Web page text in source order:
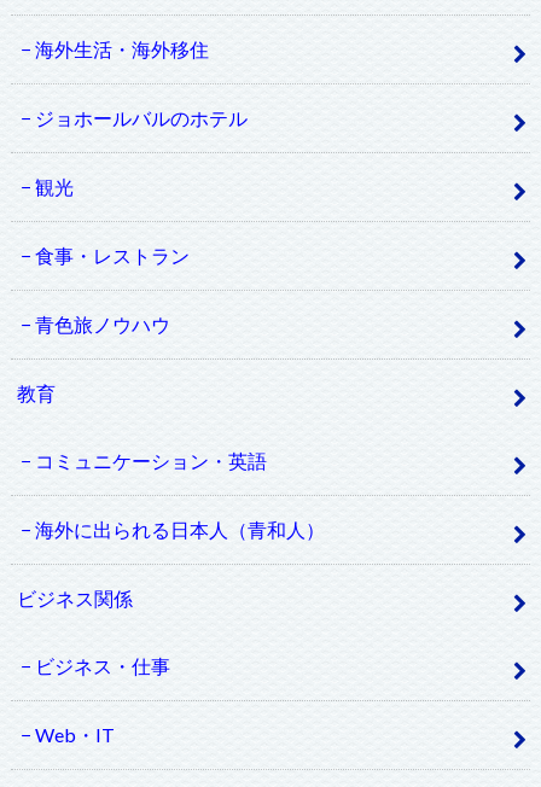
海外生活・海外移住
ジョホールバルのホテル
観光
食事・レストラン
青色旅ノウハウ
教育
コミュニケーション・英語
海外に出られる日本人（青和人）
ビジネス関係
ビジネス・仕事
Web・IT